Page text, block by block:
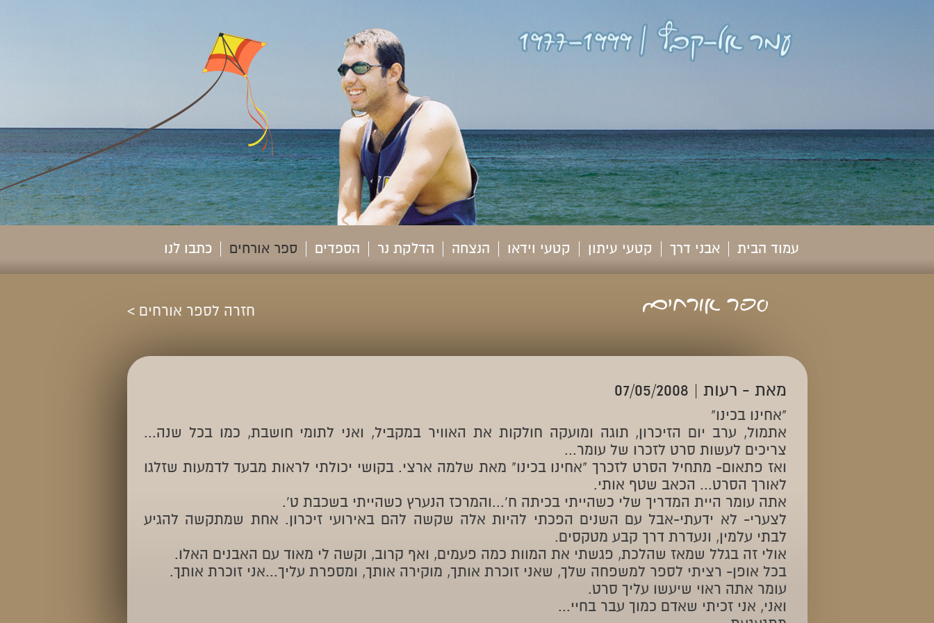
עמוד הבית אבני דרך קטעי עיתון קטעי וידאו הנצחה הדלקת נר הספדים ספר אורחים כתבו לנו
מאת - רעות | 07/05/2008
חזרה לספר אורחים >
"אחינו בכינו"
אתמול, ערב יום הזיכרון, תוגה ומועקה חולקות את האוויר במקביל, ואני לתומי חושבת, כמו בכל שנה...
צריכים לעשות סרט לזכרו של עומר...
ואז פתאום- מתחיל הסרט לזכרך "אחינו בכינו" מאת שלמה ארצי. בקושי יכולתי לראות מבעד לדמעות שזלגו
לאורך הסרט... הכאב שטף אותי.
אתה עומר היית המדריך שלי כשהייתי בכיתה ח'...והמרכז הנערץ כשהייתי בשכבת ט'.
לצערי- לא ידעתי-אבל עם השנים הפכתי להיות אלה שקשה להם באירועי זיכרון. אחת שמתקשה להגיע
לבתי עלמין, ונעדרת דרך קבע מטקסים.
אולי זה בגלל שמאז שהלכת, פגשתי את המוות כמה פעמים, ואף קרוב, וקשה לי מאוד עם האבנים האלו.
בכל אופן- רציתי לספר למשפחה שלך, שאני זוכרת אותך, מוקירה אותך, ומספרת עליך...אני זוכרת אותך.
עומר אתה ראוי שיעשו עליך סרט.
ואני, אני זכיתי שאדם כמוך עבר בחיי...